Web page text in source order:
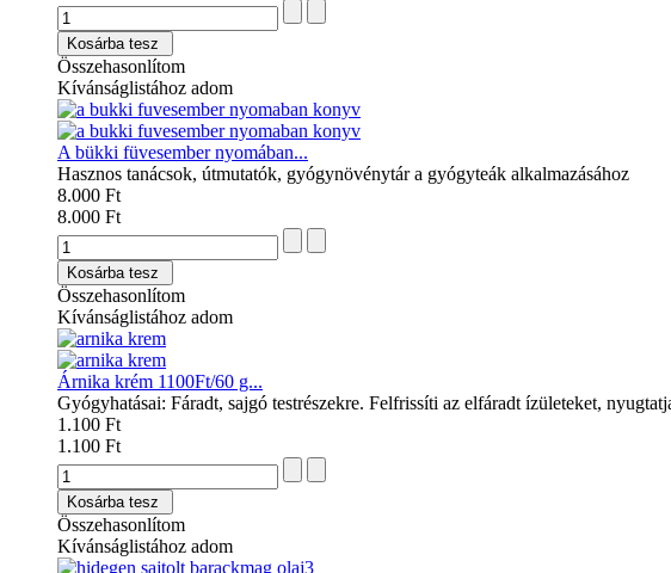
Kosárba tesz
Összehasonlítom
Kívánságlistához adom
A bükki füvesember nyomában...
Hasznos tanácsok, útmutatók, gyógynövénytár a gyógyteák alkalmazásához
8.000 Ft
8.000 Ft
Kosárba tesz
Összehasonlítom
Kívánságlistához adom
Árnika krém 1100Ft/60 g...
Gyógyhatásai: Fáradt, sajgó testrészekre. Felfrissíti az elfáradt ízületeket,
1.100 Ft
1.100 Ft
Kosárba tesz
Összehasonlítom
Kívánságlistához adom